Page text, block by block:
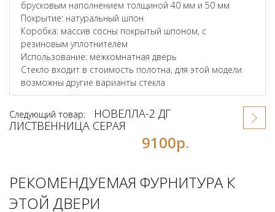
брусковым наполнением толщиной 40 мм и 50 мм
Покрытие: натуральный шпон
Коробка: массив сосны покрытый шпоном, с
резиновым уплотнителем
Использование: межкомнатная дверь
Стекло входит в стоимость полотна, для этой модели
возможны другие варианты стекла
Следующий товар:
НОВЕЛЛА-2 ДГ
ЛИСТВЕННИЦА СЕРАЯ
9100р.
РЕКОМЕНДУЕМАЯ ФУРНИТУРА К
ЭТОЙ ДВЕРИ